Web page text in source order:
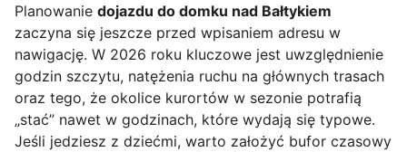
Planowanie dojazdu do domku nad Bałtykiem
zaczyna się jeszcze przed wpisaniem adresu w
nawigację. W 2026 roku kluczowe jest uwzględnienie
godzin szczytu, natężenia ruchu na głównych trasach
oraz tego, że okolice kurortów w sezonie potrafią
„stać” nawet w godzinach, które wydają się typowe.
Jeśli jedziesz z dziećmi, warto założyć bufor czasowy